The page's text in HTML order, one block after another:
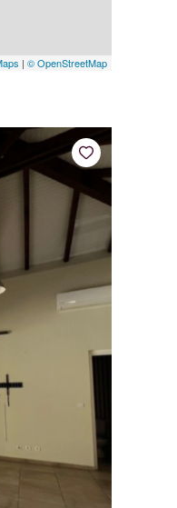
| © OpenStreetMap